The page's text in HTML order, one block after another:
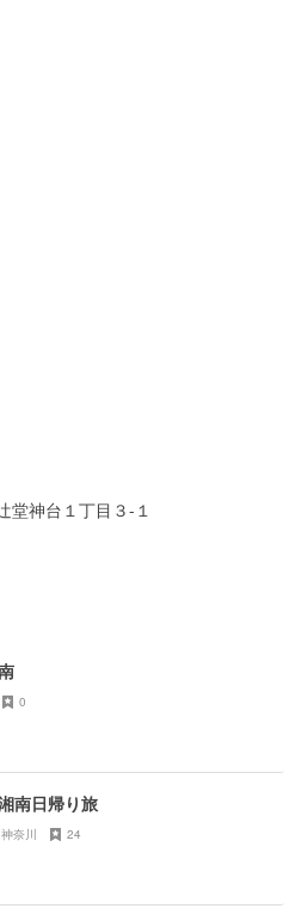
堂神台１丁目３-１
0
南日帰り旅
神奈川 24